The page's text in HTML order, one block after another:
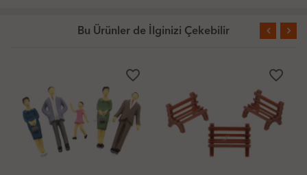
Bu Ürünler de İlginizi Çekebilir